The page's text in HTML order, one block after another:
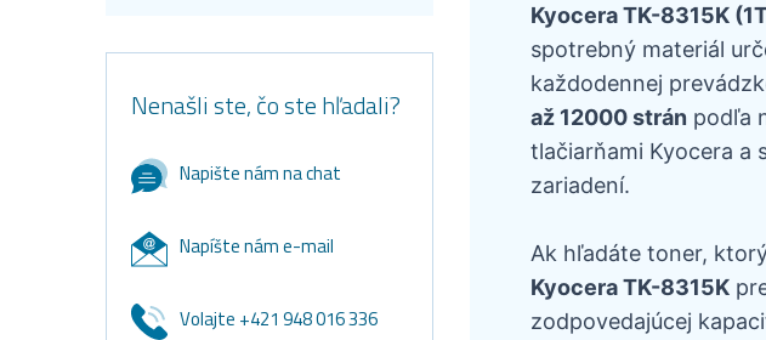
Nenašli ste, čo ste hľadali?
Napište nám na chat
Napíšte nám e-mail
Volajte +421 948 016 336
Kyocera TK-8315K
spotrebný materiál
každodennej
až 12000 strán podľa
tlačiarňami Kyocera a
zariadení.
Ak hľadáte toner,
Kyocera TK-8315K
zodpovedajúcej